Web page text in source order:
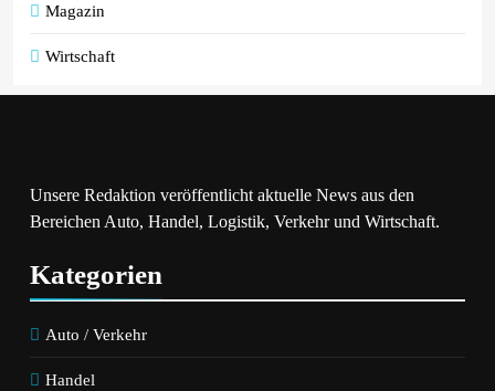
Magazin
Wirtschaft
Unsere Redaktion veröffentlicht aktuelle News aus den
Bereichen Auto, Handel, Logistik, Verkehr und Wirtschaft.
Kategorien
Auto / Verkehr
Handel